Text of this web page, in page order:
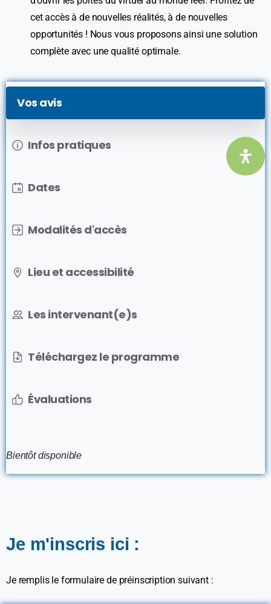
cet accès à de nouvelles réalités, à de nouvelles
opportunités ! Nous vous proposons ainsi une solution
complète avec une qualité optimale.
Vos avis
Infos pratiques
Dates
Modalités d'accès
Lieu et accessibilité
Les intervenant(e)s
Téléchargez le programme
Évaluations
Bientôt disponible
Je m'inscris ici :
Je remplis le formulaire de préinscription suivant :